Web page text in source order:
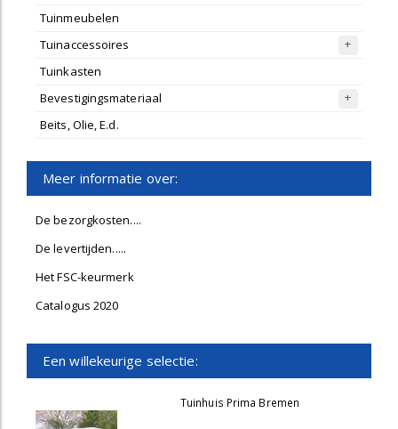
Tuinmeubelen
Tuinaccessoires
Tuinkasten
Bevestigingsmateriaal
Beits, Olie, E.d.
Meer informatie over:
De bezorgkosten....
De levertijden.....
Het FSC-keurmerk
Catalogus 2020
Een willekeurige selectie:
Tuinhuis Prima Bremen